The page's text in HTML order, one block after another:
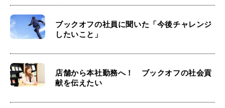
ブックオフの社員に聞いた「今後チャレンジ
したいこと」
店舗から本社勤務へ！ ブックオフの社会貢
献を伝えたい